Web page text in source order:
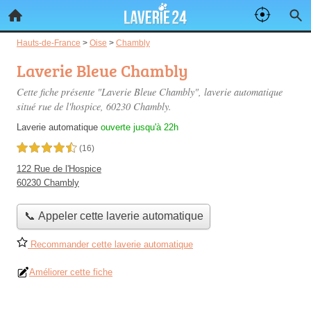
Hauts-de-France > Oise > Chambly
Laverie Bleue Chambly
Cette fiche présente "Laverie Bleue Chambly", laverie automatique
situé rue de l'hospice, 60230 Chambly.
Laverie automatique ouverte jusqu'à 22h
4,5 étoiles sur 5 (16)
122 Rue de l'Hospice
60230 Chambly
📞 Appeler cette laverie automatique
Recommander cette laverie automatique
Améliorer cette fiche